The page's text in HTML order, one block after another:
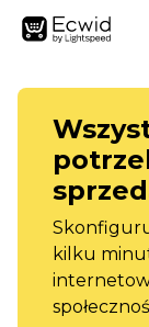
kilku